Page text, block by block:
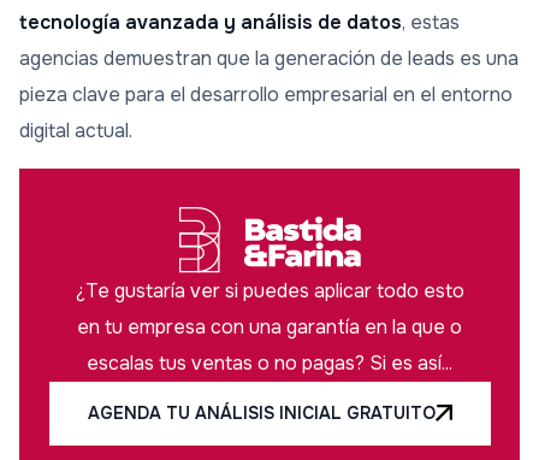
tecnología avanzada y análisis de datos, estas
agencias demuestran que la generación de leads es una
pieza clave para el desarrollo empresarial en el entorno
digital actual.
¿Te gustaría ver si puedes aplicar todo esto
en tu empresa con una garantía en la que o
escalas tus ventas o no pagas? Si es así...
AGENDA TU ANÁLISIS INICIAL GRATUITO